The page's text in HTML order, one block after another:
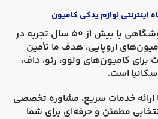
اینترنتی لوازم یدکی کامیون
، به عنوان فروشگاهی با بیش از 50 سال تجربه در
اروپایی، هدف ما تأمین
برای کامیون‌های ولوو، رنو، داف،
است.
ارائه خدمات سریع، مشاوره تخصصی
مطمئن و حرفه‌ای برای شما